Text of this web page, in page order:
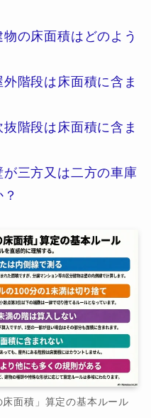
の床面積はどのよう
階段は床面積に含ま
階段は床面積に含ま
三方又は二方の車庫
面積」算定の基本ルール